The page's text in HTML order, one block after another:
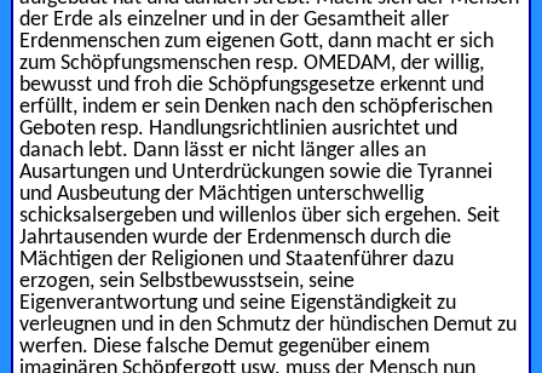
der Erde als einzelner und in der Gesamtheit aller
Erdenmenschen zum eigenen Gott, dann macht er sich
zum Schöpfungsmenschen resp. OMEDAM, der willig,
bewusst und froh die Schöpfungsgesetze erkennt und
erfüllt, indem er sein Denken nach den schöpferischen
Geboten resp. Handlungsrichtlinien ausrichtet und
danach lebt. Dann lässt er nicht länger alles an
Ausartungen und Unterdrückungen sowie die Tyrannei
und Ausbeutung der Mächtigen unterschwellig
schicksalsergeben und willenlos über sich ergehen. Seit
Jahrtausenden wurde der Erdenmensch durch die
Mächtigen der Religionen und Staatenführer dazu
erzogen, sein Selbstbewusstsein, seine
Eigenverantwortung und seine Eigenständigkeit zu
verleugnen und in den Schmutz der hündischen Demut zu
werfen. Diese falsche Demut gegenüber einem